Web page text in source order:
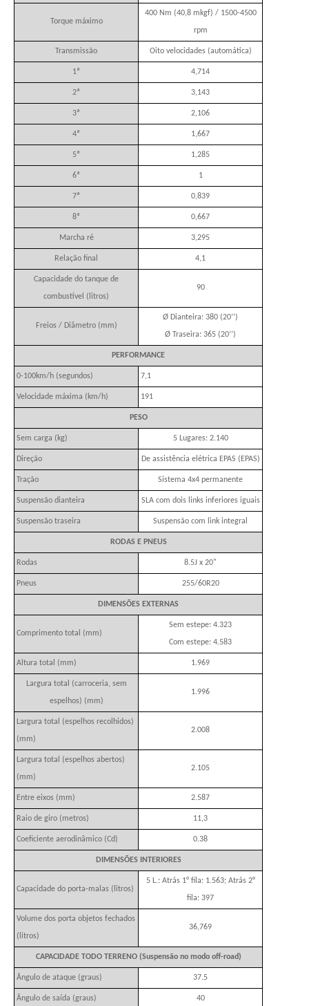
Torque máximo
400 Nm (40,8 mkgf) / 1500-4500
rpm
Transmissão Oito velocidades (automática)
1ª 4,714
2ª 3,143
3ª 2,106
4ª 1,667
5ª 1,285
6ª 1
7ª 0,839
8ª 0,667
Marcha ré 3,295
Relação final 4,1
Capacidade do tanque de
combustível (litros)
90
Freios / Diâmetro (mm)
Ø Dianteira: 380 (20’’)
Ø Traseira: 365 (20’’)
PERFORMANCE
0-100km/h (segundos) 7,1
Velocidade máxima (km/h) 191
PESO
Sem carga (kg) 5 Lugares: 2.140
Direção De assistência elétrica EPAS (EPAS)
Tração Sistema 4x4 permanente
Suspensão dianteira SLA com dois links inferiores iguais
Suspensão traseira Suspensão com link integral
RODAS E PNEUS
Rodas 8.5J x 20"
Pneus 255/60R20
DIMENSÕES EXTERNAS
Comprimento total (mm)
Sem estepe: 4.323
Com estepe: 4.583
Altura total (mm) 1.969
Largura total (carroceria, sem
espelhos) (mm)
1.996
Largura total (espelhos recolhidos)
(mm)
2.008
Largura total (espelhos abertos)
(mm)
2.105
Entre eixos (mm) 2.587
Raio de giro (metros) 11,3
Coeficiente aerodinâmico (Cd) 0.38
DIMENSÕES INTERIORES
Capacidade do porta-malas (litros)
5 L.: Atrás 1° fila: 1.563; Atrás 2°
fila: 397
Volume dos porta objetos fechados
(litros)
36,769
CAPACIDADE TODO TERRENO (Suspensão no modo off-road)
Ângulo de ataque (graus) 37.5
Ângulo de saída (graus) 40